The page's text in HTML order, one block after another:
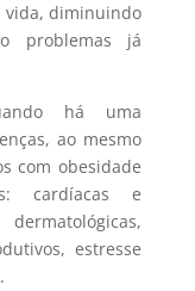
vida, diminuindo
problemas já
há uma
ao mesmo
com obesidade
cardíacas e
estresse